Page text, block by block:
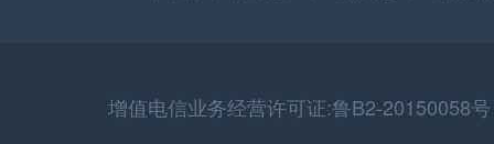
增值电信业务经营许可证:鲁B2-